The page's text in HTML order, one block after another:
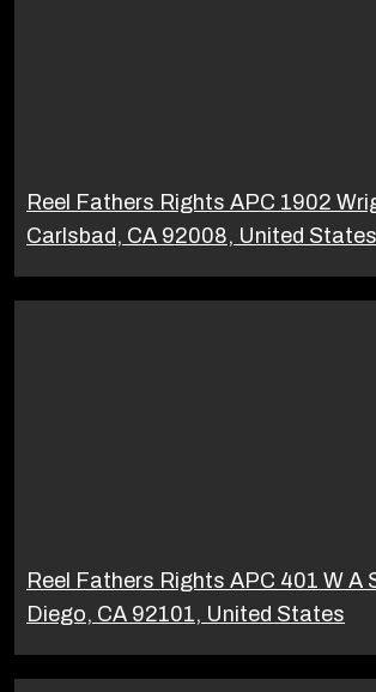
Reel Fathers Rights APC 1902
Carlsbad, CA 92008, United States
Reel Fathers Rights APC 401 W A
Diego, CA 92101, United States